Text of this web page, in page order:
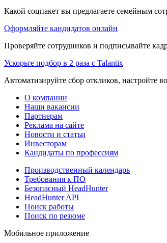
Какой соцпакет вы предлагаете семейным
Оформляйте кандидатов онлайн
Проверяйте сотрудников и подписывайте
Ускорьте подбор в 2 раза с Talantix
Автоматизируйте сбор откликов, настройте
О компании
Наши вакансии
Партнерам
Реклама на сайте
Новости и статьи
Инвесторам
Кандидаты по профессиям
Производственный календарь
Требования к ПО
Безопасный HeadHunter
HeadHunter API
Поиск работы
Поиск по резюме
Мобильное приложение